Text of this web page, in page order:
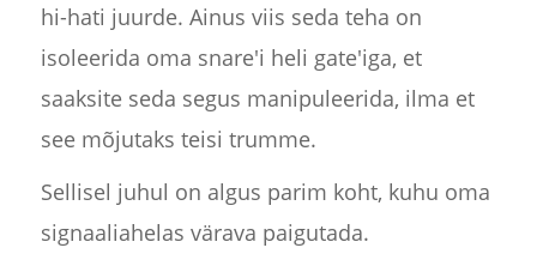
hi-hati juurde. Ainus viis seda teha on
isoleerida oma snare'i heli gate'iga, et
saaksite seda segus manipuleerida, ilma et
see mõjutaks teisi trumme.
Sellisel juhul on algus parim koht, kuhu oma
signaaliahelas värava paigutada.